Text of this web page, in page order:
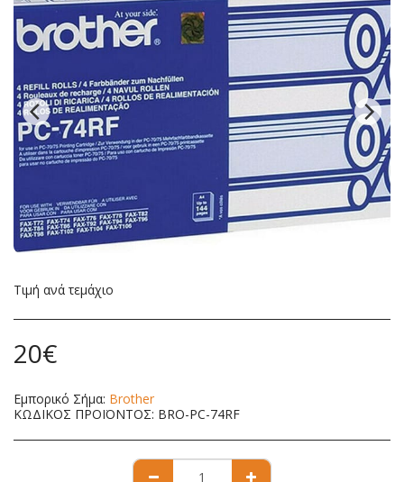
Τιμή ανά τεμάχιο
20€
Εμπορικό Σήμα: Brother
ΚΩΔΙΚΟΣ ΠΡΟΪΟΝΤΟΣ: BRO-PC-74RF